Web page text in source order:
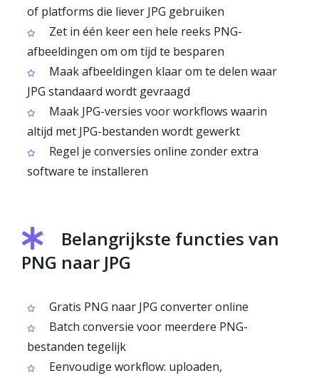
of platforms die liever JPG gebruiken
Zet in één keer een hele reeks PNG-
afbeeldingen om om tijd te besparen
Maak afbeeldingen klaar om te delen waar
JPG standaard wordt gevraagd
Maak JPG-versies voor workflows waarin
altijd met JPG-bestanden wordt gewerkt
Regel je conversies online zonder extra
software te installeren
Belangrijkste functies van
PNG naar JPG
Gratis PNG naar JPG converter online
Batch conversie voor meerdere PNG-
bestanden tegelijk
Eenvoudige workflow: uploaden,